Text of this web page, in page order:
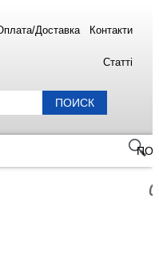
Доставка Контакти
Статті
ПОИСК